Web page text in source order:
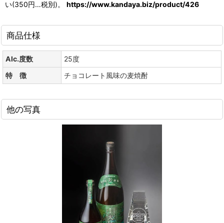
い(350円…税別)。 https://www.kandaya.biz/product/426
商品仕様
Alc.度数
25度
特 徴
チョコレート風味の麦焼酎
他の写真